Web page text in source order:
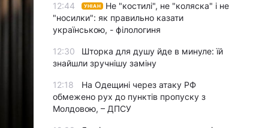
12:44 УНІАН
Не "костилі", не "коляска" і не
"носилки": як правильно казати
українською, - філологиня
12:30
Шторка для душу йде в минуле: їй
знайшли зручнішу заміну
12:18
На Одещині через атаку РФ
обмежено рух до пунктів пропуску з
Молдовою, – ДПСУ